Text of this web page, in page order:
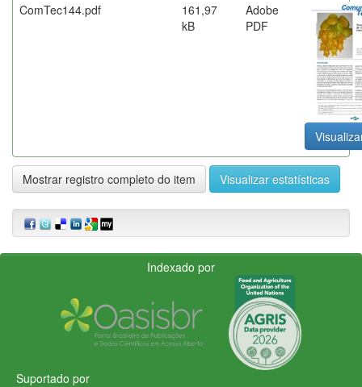
ComTec144.pdf
161,97
kB
Adobe
PDF
Mostrar registro completo do item Visualizar estatísticas
Indexado por
Suportado por